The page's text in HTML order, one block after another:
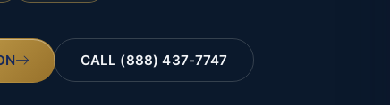
CALL (888) 437-7747